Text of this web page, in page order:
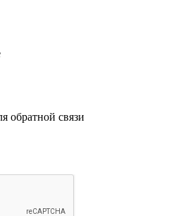
обратной связи